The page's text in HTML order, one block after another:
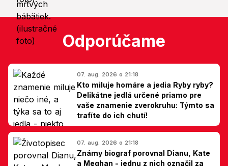
Odporúčame
07. aug. 2026 o 21:18
Kto miluje homáre a jedia Ryby ryby?
Delikátne jedlá určené priamo pre
vaše znamenie zverokruhu: Týmto sa
trafíte do ich chutí!
07. aug. 2026 o 21:18
Známy biograf porovnal Dianu, Kate
a Meghan - jednu z nich označil za